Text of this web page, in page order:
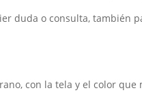
duda o consulta, también
con la tela y el color